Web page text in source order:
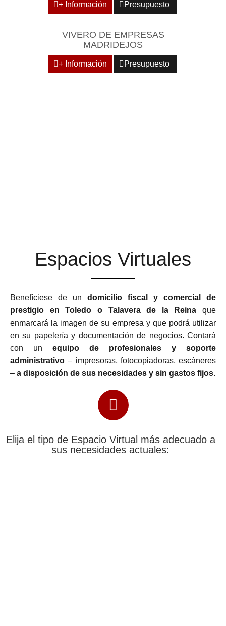
+ Información Presupuesto
VIVERO DE EMPRESAS
MADRIDEJOS
+ Información Presupuesto
Espacios Virtuales
Benefíciese de un domicilio fiscal y comercial de
prestigio en Toledo o Talavera de la Reina que
enmarcará la imagen de su empresa y que podrá utilizar
en su papelería y documentación de negocios. Contará
con un equipo de profesionales y soporte
administrativo – impresoras, fotocopiadoras, escáneres
– a disposición de sus necesidades y sin gastos fijos.
Elija el tipo de Espacio Virtual más adecuado a
sus necesidades actuales: